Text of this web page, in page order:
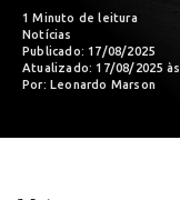
1 Minuto de leitura
Notícias
Publicado: 17/08/2025
Atualizado: 17/08/2025 às
Por: Leonardo Marson